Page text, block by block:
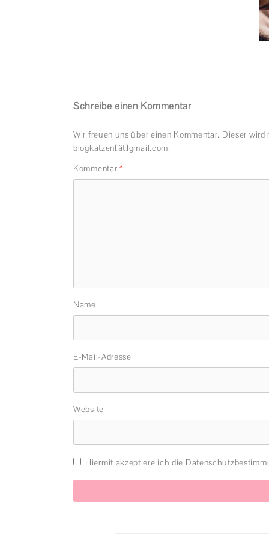
Schreibe einen Kommentar
Wir freuen uns über einen Kommentar. Dieser
blogkatzen[ät]gmail.com.
Kommentar *
Name
E-Mail-Adresse
Website
Hiermit akzeptiere ich die